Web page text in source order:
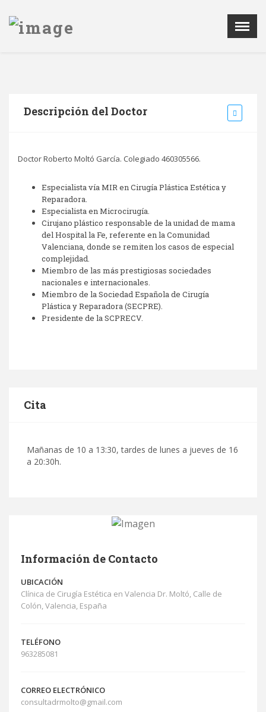
X
NOTICIAS
CONTACTAR
Descripción del Doctor
Doctor Roberto Moltó García. Colegiado 460305566.
Especialista vía MIR en Cirugía Plástica Estética y
Reparadora.
Especialista en Microcirugía.
Cirujano plástico responsable de la unidad de mama
del Hospital la Fe, referente en la Comunidad
Valenciana, donde se remiten los casos de especial
complejidad.
Miembro de las más prestigiosas sociedades
nacionales e internacionales.
Miembro de la Sociedad Española de Cirugía
Plástica y Reparadora (SECPRE).
Presidente de la SCPRECV.
Cita
Mañanas de 10 a 13:30, tardes de lunes a jueves de 16
a 20:30h.
Información de Contacto
UBICACIÓN
Clínica de Cirugía Estética en Valencia Dr. Moltó, Calle de
Colón, Valencia, España
TELÉFONO
963285081
CORREO ELECTRÓNICO
consultadrmolto@gmail.com